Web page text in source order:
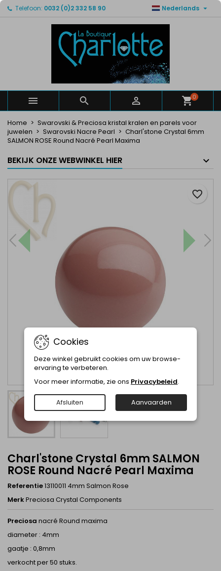
Telefoon: 0032 (0)2 332 58 90 Nederlands 
   0
Home
Swarovski & Preciosa kristal kralen en parels voor
juwelen
Swarovski Nacre Pearl
Charl'stone Crystal 6mm
SALMON ROSE Round Nacré Pearl Maxima
BEKIJK ONZE WEBWINKEL HIER
Charl'stone Crystal 6mm SALMON
ROSE Round Nacré Pearl Maxima
Referentie13110011 4mm Salmon Rose
MerkPreciosa Crystal Components
Preciosa nacré Round maxima
diameter : 4mm
gaatje : 0,8mm
verkocht per 50 stuks.
favorite_border
Mijn verlanglijsten ×
Maak een lijst
Maak een verlanglijst ×
Verlanglijst naam
Annuleren Maak een verlanglijst
Inloggen ×
U moet ingelogd zijn om producten in uw verlanglijst
Annuleren Inloggen
Cookies
Deze winkel gebruikt cookies om uw browse-
ervaring te verbeteren.
Voor meer informatie, zie ons Privacybeleid.
Afsluiten Aanvaarden